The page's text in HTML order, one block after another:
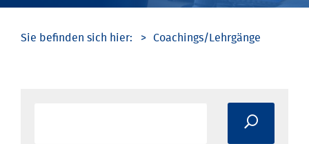
Coachings/­Lehrgänge